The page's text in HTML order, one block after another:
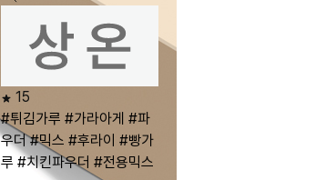
15
#튀김가루 #가라아게 #파
우더 #믹스 #후라이 #빵가
루 #치킨파우더 #전용믹스